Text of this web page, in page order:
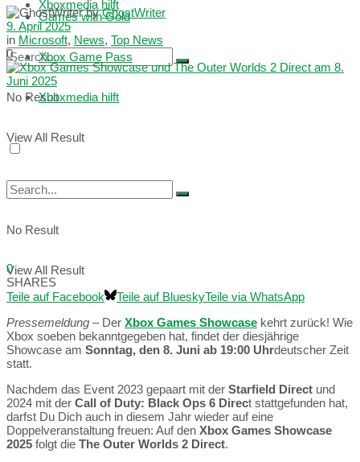
Xboxmedia hilft
No Result
View All Result
Games with Gold
Xbox Game Pass
Xboxmedia hilft
No Result
View All Result
by GhostWriter
9. April 2025
in Microsoft, News, Top News
0
0
SHARES
Teile auf Facebook
Teile auf BlueskyTeile via WhatsApp
Pressemeldung – Der Xbox Games Showcase kehrt zurück! Wie
Xbox soeben bekanntgegeben hat, findet der diesjährige
Showcase am Sonntag, den 8. Juni ab 19:00 Uhrdeutscher Zeit
statt.
Nachdem das Event 2023 gepaart mit der Starfield Direct und
2024 mit der Call of Duty: Black Ops 6 Direct stattgefunden hat,
darfst Du Dich auch in diesem Jahr wieder auf eine
Doppelveranstaltung freuen: Auf den Xbox Games Showcase
2025 folgt die The Outer Worlds 2 Direct.